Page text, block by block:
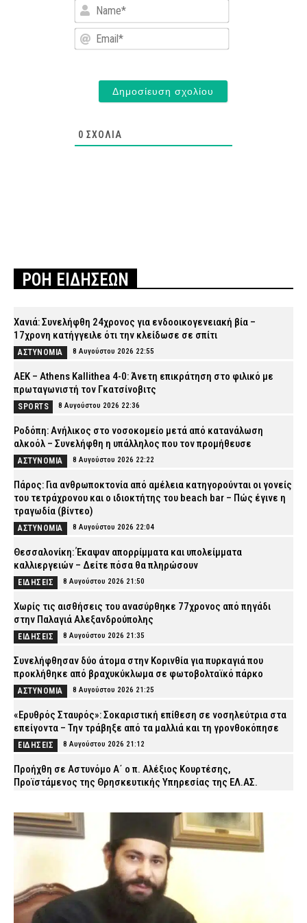
Name*
Email*
0 ΣΧΌΛΙΑ
ΡΟΗ ΕΙΔΗΣΕΩΝ
Χανιά: Συνελήφθη 24χρονος για ενδοοικογενειακή βία –
17χρονη κατήγγειλε ότι την κλείδωσε σε σπίτι
ΑΣΤΥΝΟΜΙΑ 8 Αυγούστου 2026 22:55
ΑΕΚ – Athens Kallithea 4-0: Άνετη επικράτηση στο φιλικό με
πρωταγωνιστή τον Γκατσίνοβιτς
SPORTS 8 Αυγούστου 2026 22:36
Ροδόπη: Ανήλικος στο νοσοκομείο μετά από κατανάλωση
αλκοόλ – Συνελήφθη η υπάλληλος που τον προμήθευσε
ΑΣΤΥΝΟΜΙΑ 8 Αυγούστου 2026 22:22
Πάρος: Για ανθρωποκτονία από αμέλεια κατηγορούνται οι γονείς
του τετράχρονου και ο ιδιοκτήτης του beach bar – Πώς έγινε η
τραγωδία (βίντεο)
ΑΣΤΥΝΟΜΙΑ 8 Αυγούστου 2026 22:04
Θεσσαλονίκη: Έκαψαν απορρίμματα και υπολείμματα
καλλιεργειών – Δείτε πόσα θα πληρώσουν
ΕΙΔΗΣΕΙΣ 8 Αυγούστου 2026 21:50
Χωρίς τις αισθήσεις του ανασύρθηκε 77χρονος από πηγάδι
στην Παλαγιά Αλεξανδρούπολης
ΕΙΔΗΣΕΙΣ 8 Αυγούστου 2026 21:35
Συνελήφθησαν δύο άτομα στην Κορινθία για πυρκαγιά που
προκλήθηκε από βραχυκύκλωμα σε φωτοβολταϊκό πάρκο
ΑΣΤΥΝΟΜΙΑ 8 Αυγούστου 2026 21:25
«Ερυθρός Σταυρός»: Σοκαριστική επίθεση σε νοσηλεύτρια στα
επείγοντα – Την τράβηξε από τα μαλλιά και τη γρονθοκόπησε
ΕΙΔΗΣΕΙΣ 8 Αυγούστου 2026 21:12
Προήχθη σε Αστυνόμο Α΄ ο π. Αλέξιος Κουρτέσης,
Προϊστάμενος της Θρησκευτικής Υπηρεσίας της ΕΛ.ΑΣ.
Νέα Φιλαδέλφεια: ΑΕΚ και Athens Kallithea τίμησαν τη μνήμη του
Μιχάλη Κατσουρή, τρία χρόνια μετά τη δολοφονία του (εικόνες)
8 Αυγούστου 2026 20:37
Άγριος ξυλοδαρμός 51χρονου στο Ρέθυμνο – Συνελήφθησαν
πέντε άτομα
ΑΣΤΥΝΟΜΙΑ